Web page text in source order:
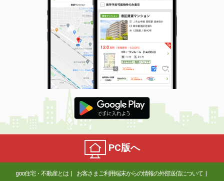
PC版へ
goo住宅・不動産とは お客さまご利用端末からの情報の外部送信について